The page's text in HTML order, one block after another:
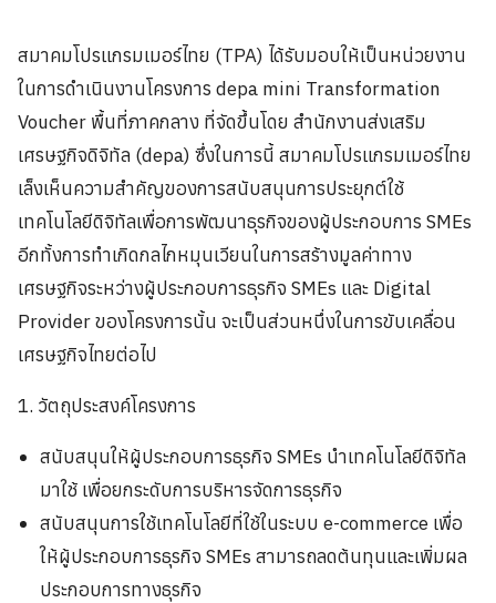
สมาคมโปรแกรมเมอร์ไทย (TPA) ได้รับมอบให้เป็นหน่วยงาน
ในการดำเนินงานโครงการ depa mini Transformation
Voucher พื้นที่ภาคกลาง ที่จัดขึ้นโดย สำนักงานส่งเสริม
เศรษฐกิจดิจิทัล (depa) ซึ่งในการนี้ สมาคมโปรแกรมเมอร์ไทย
เล็งเห็นความสําคัญของการสนับสนุนการประยุกต์ใช้
เทคโนโลยีดิจิทัลเพื่อการพัฒนาธุรกิจของผู้ประกอบการ SMEs
อีกทั้งการทำเกิดกลไกหมุนเวียนในการสร้างมูลค่าทาง
เศรษฐกิจระหว่างผู้ประกอบการธุรกิจ SMEs และ Digital
Provider ของโครงการนั้น จะเป็นส่วนหนึ่งในการขับเคลื่อน
เศรษฐกิจไทยต่อไป
1. วัตถุประสงค์โครงการ
สนับสนุนให้ผู้ประกอบการธุรกิจ SMEs นำเทคโนโลยีดิจิทัล
มาใช้ เพื่อยกระดับการบริหารจัดการธุรกิจ
สนับสนุนการใช้เทคโนโลยีที่ใช้ในระบบ e-commerce เพื่อ
ให้ผู้ประกอบการธุรกิจ SMEs สามารถลดต้นทุนและเพิ่มผล
ประกอบการทางธุรกิจ